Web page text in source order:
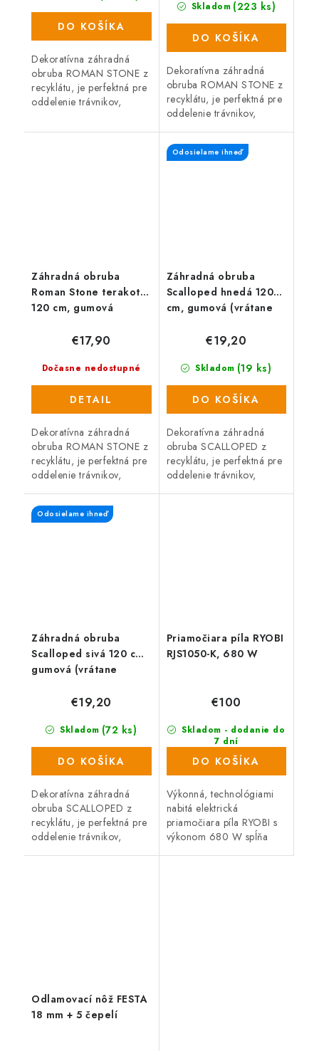
DO KOŠÍKA
Dekoratívna záhradná
obruba ROMAN STONE z
recyklátu, je perfektná pre
oddelenie trávnikov,
alebo miest na odpočinok
Skladom (223 ks)
DO KOŠÍKA
Dekoratívna záhradná
obruba ROMAN STONE z
recyklátu, je perfektná pre
oddelenie trávnikov,
alebo miest na odpočinok
na záhrade. Pružný,
Záhradná obruba
Roman Stone terakota
120 cm, gumová
Dočasne nedostupné
€17,90
DETAIL
Dekoratívna záhradná
obruba ROMAN STONE z
recyklátu, je perfektná pre
oddelenie trávnikov,
alebo miest na odpočinok
na záhrade. Pružný,
Záhradná obruba
Scalloped hnedá 120
cm, gumová (vrátane
Odosielame ihneď
Skladom (19 ks)
€19,20
DO KOŠÍKA
Dekoratívna záhradná
obruba SCALLOPED z
recyklátu, je perfektná pre
oddelenie trávnikov,
Záhradná obruba
Scalloped sivá 120 cm,
gumová (vrátane
Odosielame ihneď
Skladom (72 ks)
€19,20
DO KOŠÍKA
Dekoratívna záhradná
obruba SCALLOPED z
recyklátu, je perfektná pre
oddelenie trávnikov,
Priamočiara píla RYOBI
RJS1050-K, 680 W
Skladom - dodanie do
7 dní
(499 ks)
€100
DO KOŠÍKA
Výkonná, technológiami
nabitá elektrická
priamočiara píla RYOBI s
výkonom 680 W spĺňa
Odlamovací nôž FESTA
18 mm + 5 čepelí